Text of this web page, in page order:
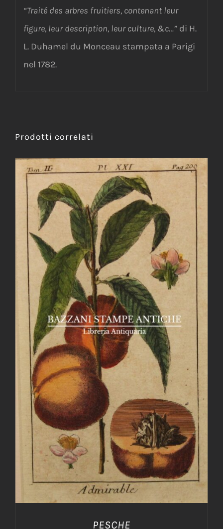
“Traité des arbres fruitiers, contenant leur
figure, leur description, leur culture, &c…”di H.
L. Duhamel du Monceau stampata a Parigi
nel 1782.
Prodotti correlati
AGGIUNGI AL CARRELLO / DETTAGLI
PESCHE